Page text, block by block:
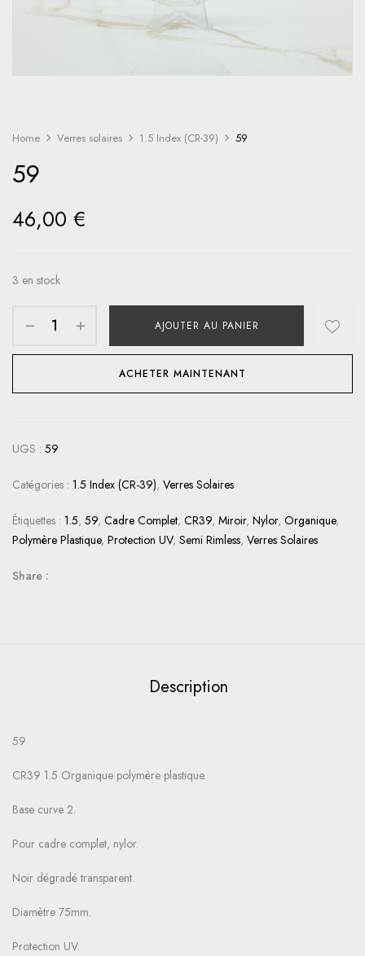
Home Verres solaires 1.5 Index (CR-39) 59
59
46,00 €
3 en stock
AJOUTER AU PANIER
ACHETER MAINTENANT
UGS : 59
Catégories : 1.5 Index (CR-39), Verres Solaires
Étiquettes : 1.5, 59, Cadre Complet, CR39, Miroir, Nylor, Organique,
Polymère Plastique, Protection UV, Semi Rimless, Verres Solaires
Share :
Description
59
CR39 1.5 Organique polymère plastique.
Base curve 2.
Pour cadre complet, nylor.
Noir dégradé transparent.
Diamètre 75mm.
Protection UV.